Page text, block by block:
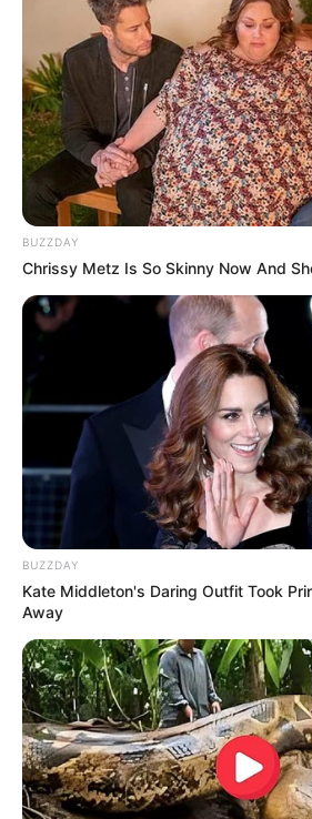
Ambyar! 10 Kalimat Baper
Pakai Bahasa Jawa Ini Bikin
Galau Abis
Fail! 10 Potret Makanan Gagal
Dimasak yang Bikin Kamu
Nggak Selera
10 Pose Manekin Anti
Mainstream yang Konyol
Banget
BUZZDAY
Chrissy Metz Is So Skinny Now And
BUZZDAY
Kate Middleton's Daring Outfit Took
Away